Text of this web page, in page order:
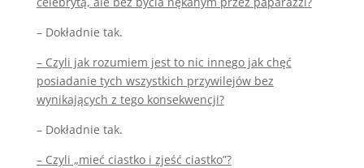
– Dokładnie tak.
– Czyli jak rozumiem jest to nic innego jak chęć
posiadanie tych wszystkich przywilejów bez
wynikających z tego konsekwencji?
– Dokładnie tak.
– Czyli „mieć ciastko i zjeść ciastko”?